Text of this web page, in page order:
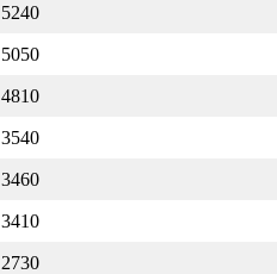
5240
5050
4810
3540
3460
3410
2730